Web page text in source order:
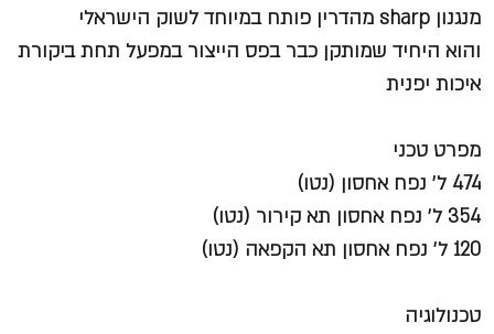
מנגנון sharp מהדרין פותח במיוחד לשוק הישראלי
והוא היחיד שמותקן כבר בפס הייצור במפעל תחת ביקורת
איכות יפנית
מפרט טכני
474 ל׳ נפח אחסון (נטו)
354 ל׳ נפח אחסון תא קירור (נטו)
120 ל׳ נפח אחסון תא הקפאה (נטו)
טכנולוגיה